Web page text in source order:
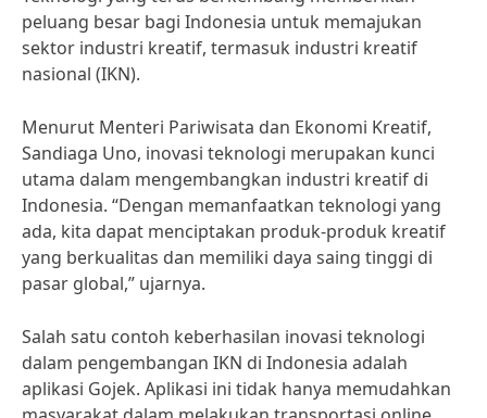
peluang besar bagi Indonesia untuk memajukan
sektor industri kreatif, termasuk industri kreatif
nasional (IKN).
Menurut Menteri Pariwisata dan Ekonomi Kreatif,
Sandiaga Uno, inovasi teknologi merupakan kunci
utama dalam mengembangkan industri kreatif di
Indonesia. “Dengan memanfaatkan teknologi yang
ada, kita dapat menciptakan produk-produk kreatif
yang berkualitas dan memiliki daya saing tinggi di
pasar global,” ujarnya.
Salah satu contoh keberhasilan inovasi teknologi
dalam pengembangan IKN di Indonesia adalah
aplikasi Gojek. Aplikasi ini tidak hanya memudahkan